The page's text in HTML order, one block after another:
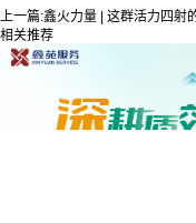
上一篇:鑫火力量 | 这群活力四射
相关推荐